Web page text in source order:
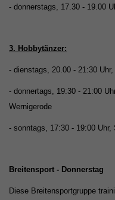
- donnerstags, 17.30 - 19.00
3. Hobbytänzer:
- dienstags, 20.00 - 21:30
- donnertags, 19:30 - 21:00
Wernigerode
- sonntags, 17:30 - 19:00 Uhr,
Breitensport - Donnerstag
Diese Breitensportgruppe